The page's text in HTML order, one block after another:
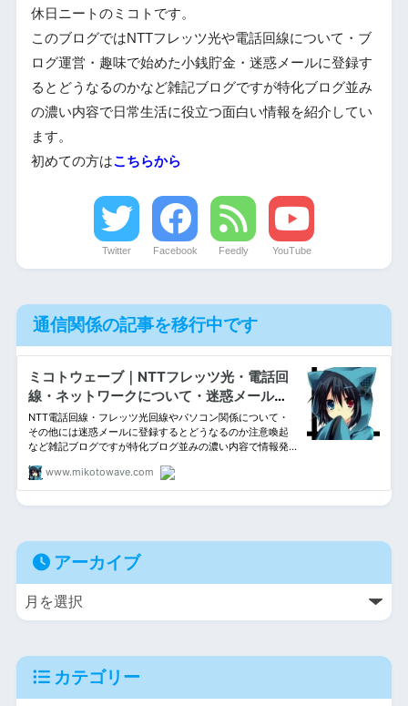
休日ニートのミコトです。
このブログではNTTフレッツ光や電話回線について・ブ
ログ運営・趣味で始めた小銭貯金・迷惑メールに登録す
るとどうなるのかなど雑記ブログですが特化ブログ並み
の濃い内容で日常生活に役立つ面白い情報を紹介してい
ます。
初めての方はこちらから
Twitter Facebook Feedly YouTube
通信関係の記事を移行中です
アーカイブ
カテゴリー